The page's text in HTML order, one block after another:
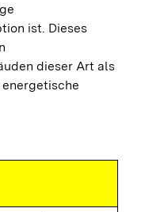
ist. Dieses
dieser Art als